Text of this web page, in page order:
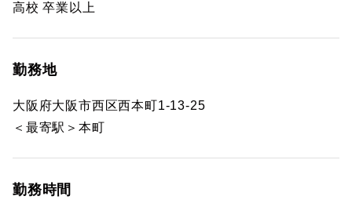
高校 卒業以上
勤務地
大阪府大阪市西区西本町1-13-25
＜最寄駅＞本町
勤務時間